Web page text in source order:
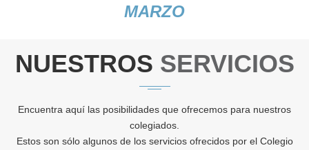
MARZO
NUESTROS SERVICIOS
Encuentra aquí las posibilidades que ofrecemos para nuestros
colegiados.
Estos son sólo algunos de los servicios ofrecidos por el Colegio